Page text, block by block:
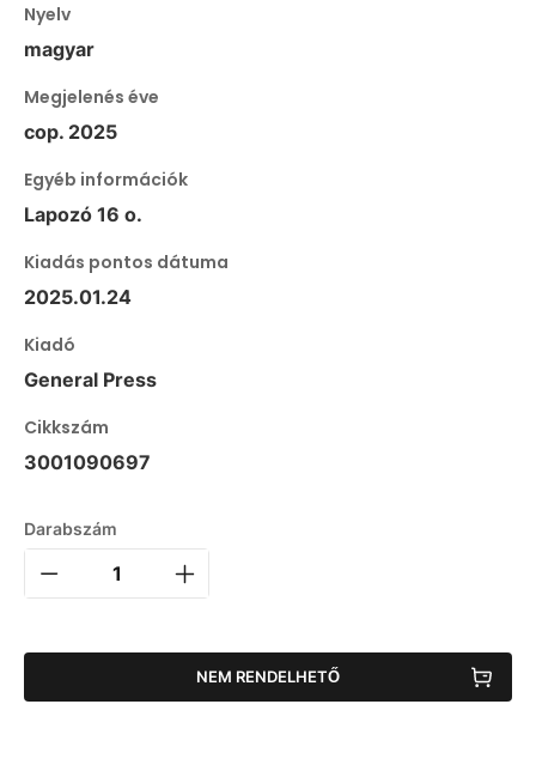
Nyelv
magyar
Megjelenés éve
cop. 2025
Egyéb információk
Lapozó 16 o.
Kiadás pontos dátuma
2025.01.24
Kiadó
General Press
Cikkszám
3001090697
Darabszám
NEM RENDELHETŐ